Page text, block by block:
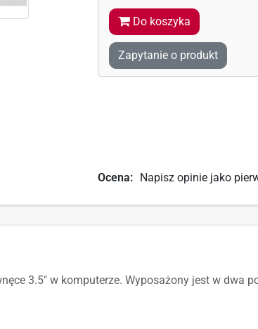
Do koszyka
Zapytanie o produkt
Ocena: Napisz opinie jako
3.5" w komputerze. Wyposażony jest w dwa